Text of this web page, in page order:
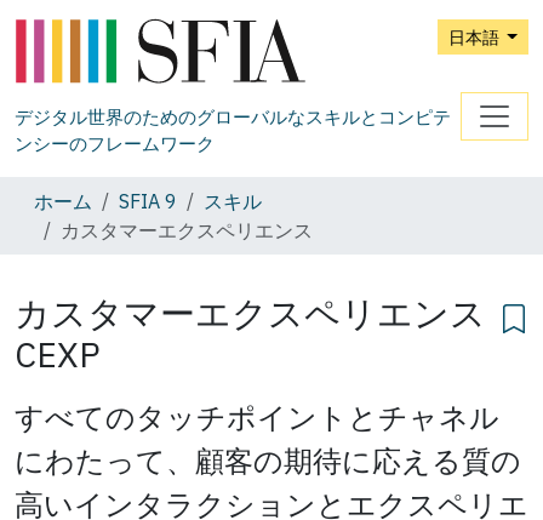
日本語
デジタル世界のためのグローバルなスキルとコンピテ
ンシーのフレームワーク
ホーム SFIA 9
スキル
カスタマーエクスペリエンス
カスタマーエクスペリエンス
CEXP
すべてのタッチポイントとチャネル
にわたって、顧客の期待に応える質の
高いインタラクションとエクスペリエ